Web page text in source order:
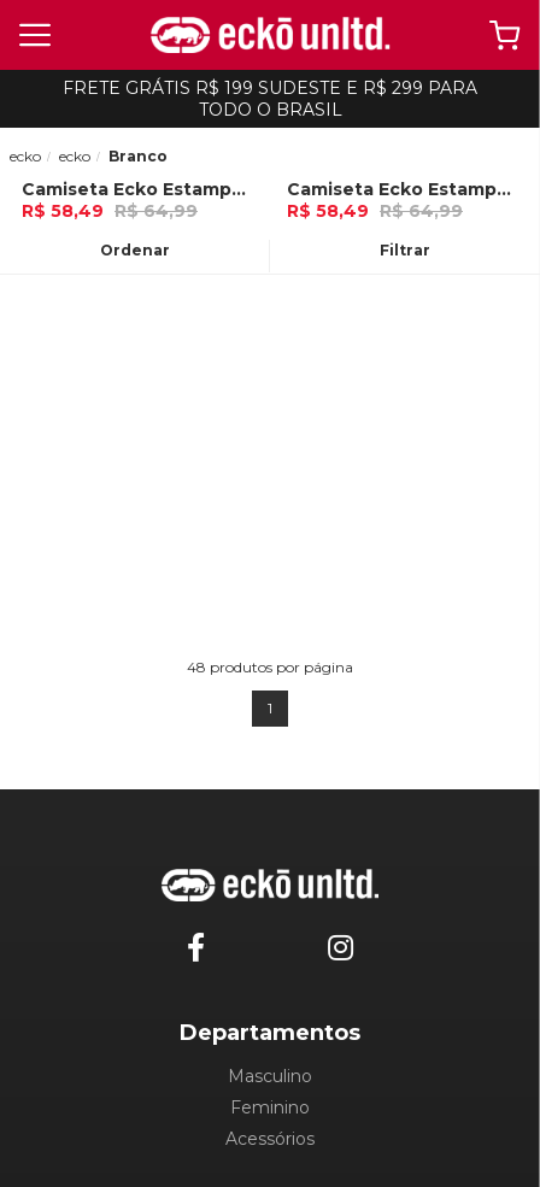
FRETE GRÁTIS R$ 199 SUDESTE E R$ 299 PARA
TODO O BRASIL
Ordenar Filtrar
ecko ecko Branco
-10%
Camiseta Ecko Estampada Plus Size Branca
R$ 58,49 R$ 64,99
-10%
Camiseta Ecko Estampada Plus Size Branca
R$ 58,49 R$ 64,99
48 produtos por página
1
Departamentos
Masculino
Feminino
Acessórios